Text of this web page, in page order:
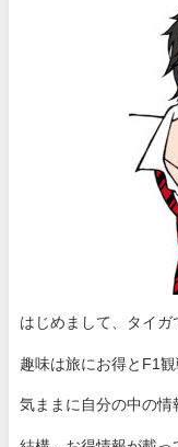
はじめまして、タイガ
趣味は旅にお得とF1
気ままに自分の中の情